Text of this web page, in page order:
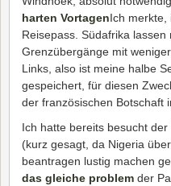
harten VortagenIch merkte,
Reisepass. Südafrika
Grenzübergänge mit
Links, also ist meine halbe
gespeichert, für diesen
der französischen Botschaft
Ich hatte bereits besucht
(kurz gesagt, da Nigeria
beantragen lustig machen
das gleiche problem der